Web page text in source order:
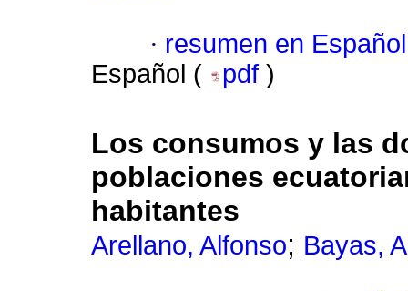
· resumen en Español
Español (
pdf )
Los consumos y las
poblaciones
habitantes
Arellano, Alfonso; Bayas,